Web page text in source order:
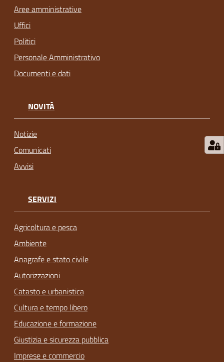
Aree amministrative
Uffici
Politici
Personale Amministrativo
Documenti e dati
NOVITÀ
Notizie
Comunicati
Avvisi
SERVIZI
Agricoltura e pesca
Ambiente
Anagrafe e stato civile
Autorizzazioni
Catasto e urbanistica
Cultura e tempo libero
Educazione e formazione
Giustizia e sicurezza pubblica
Imprese e commercio